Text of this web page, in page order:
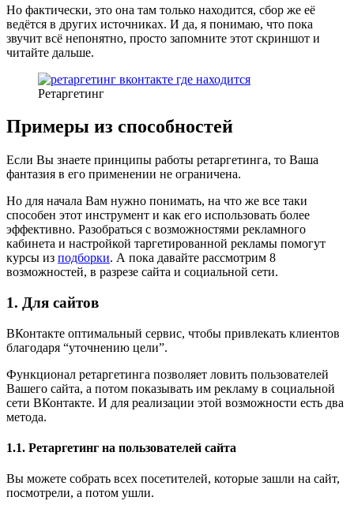
Но фактически, это она там только находится, сбор же её
ведётся в других источниках. И да, я понимаю, что пока
звучит всё непонятно, просто запомните этот скриншот и
читайте дальше.
Ретаргетинг
Примеры из способностей
Если Вы знаете принципы работы ретаргетинга, то Ваша
фантазия в его применении не ограничена.
Но для начала Вам нужно понимать, на что же все таки
способен этот инструмент и как его использовать более
эффективно. Разобраться с возможностями рекламного
кабинета и настройкой таргетированной рекламы помогут
курсы из подборки. А пока давайте рассмотрим 8
возможностей, в разрезе сайта и социальной сети.
1. Для сайтов
ВКонтакте оптимальный сервис, чтобы привлекать клиентов
благодаря “уточнению цели”.
Функционал ретаргетинга позволяет ловить пользователей
Вашего сайта, а потом показывать им рекламу в социальной
сети ВКонтакте. И для реализации этой возможности есть два
метода.
1.1. Ретаргетинг на пользователей сайта
Вы можете собрать всех посетителей, которые зашли на сайт,
посмотрели, а потом ушли.